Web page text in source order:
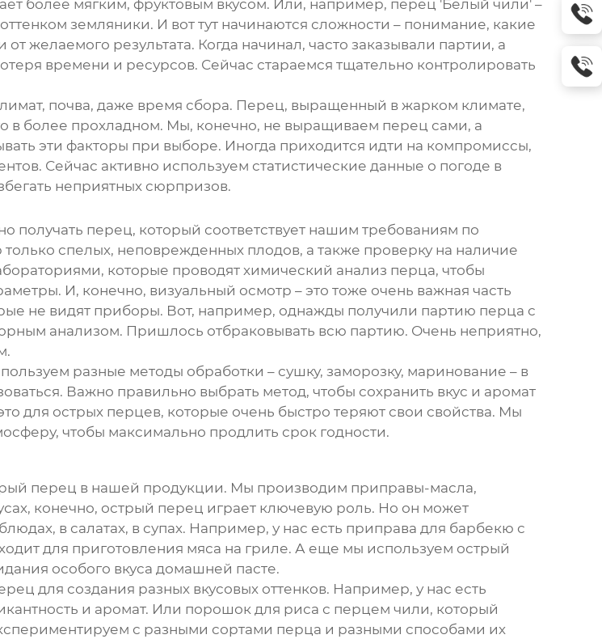
более мягким, фруктовым вкусом. Или, например, перец 'Белый чили' –
земляники. И вот тут начинаются сложности – понимание, какие
желаемого результата. Когда начинал, часто заказывали партии, а
времени и ресурсов. Сейчас стараемся тщательно контролировать
почва, даже время сбора. Перец, выращенный в жарком климате,
в более прохладном. Мы, конечно, не выращиваем перец сами, а
эти факторы при выборе. Иногда приходится идти на компромиссы,
Сейчас активно используем статистические данные о погоде в
неприятных сюрпризов.
получать перец, который соответствует нашим требованиям по
спелых, неповрежденных плодов, а также проверку на наличие
которые проводят химический анализ перца, чтобы
И, конечно, визуальный осмотр – это тоже очень важная часть
не видят приборы. Вот, например, однажды получили партию перца с
анализом. Пришлось отбраковывать всю партию. Очень неприятно,
разные методы обработки – сушку, заморозку, маринование – в
Важно правильно выбрать метод, чтобы сохранить вкус и аромат
для острых перцев, которые очень быстро теряют свои свойства. Мы
чтобы максимально продлить срок годности.
перец в нашей продукции. Мы производим приправы-масла,
конечно, острый перец играет ключевую роль. Но он может
в салатах, в супах. Например, у нас есть приправа для барбекю с
для приготовления мяса на гриле. А еще мы используем острый
особого вкуса домашней пасте.
для создания разных вкусовых оттенков. Например, у нас есть
и аромат. Или порошок для риса с перцем чили, который
с разными сортами перца и разными способами их